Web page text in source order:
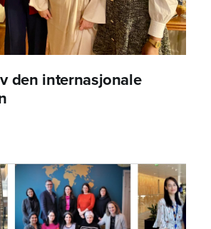
den internasjonale